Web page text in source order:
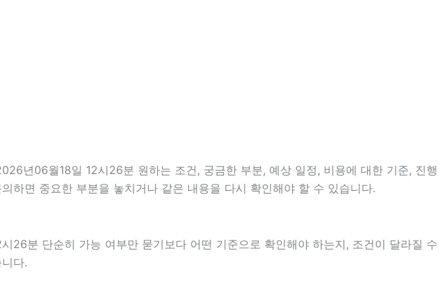
년06월18일 12시26분 원하는 조건, 궁금한 부분, 예상 일정, 비용에 대한 기준, 진행
하면 중요한 부분을 놓치거나 같은 내용을 다시 확인해야 할 수 있습니다.
26분 단순히 가능 여부만 묻기보다 어떤 기준으로 확인해야 하는지, 조건이 달라질 수
다.